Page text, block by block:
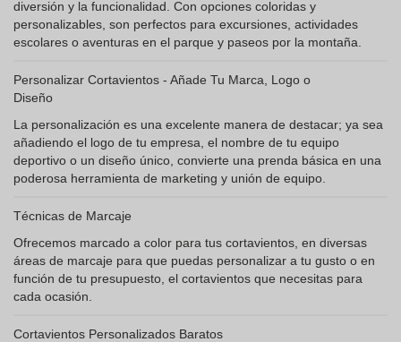
diversión y la funcionalidad. Con opciones coloridas y
personalizables, son perfectos para excursiones, actividades
escolares o aventuras en el parque y paseos por la montaña.
Personalizar Cortavientos - Añade Tu Marca, Logo o
Diseño
La personalización es una excelente manera de destacar; ya sea
añadiendo el logo de tu empresa, el nombre de tu equipo
deportivo o un diseño único, convierte una prenda básica en una
poderosa herramienta de marketing y unión de equipo.
Técnicas de Marcaje
Ofrecemos marcado a color para tus cortavientos, en diversas
áreas de marcaje para que puedas personalizar a tu gusto o en
función de tu presupuesto, el cortavientos que necesitas para
cada ocasión.
Cortavientos Personalizados Baratos